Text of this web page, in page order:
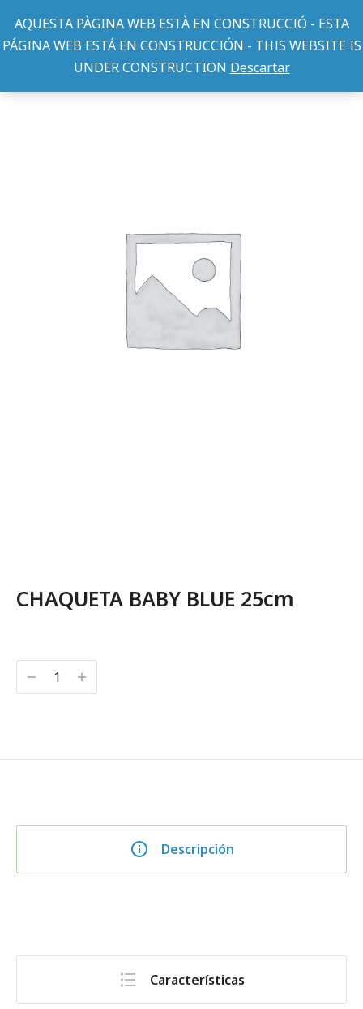
AQUESTA PÀGINA WEB ESTÀ EN CONSTRUCCIÓ - ESTA
PÁGINA WEB ESTÁ EN CONSTRUCCIÓN - THIS WEBSITE IS
UNDER CONSTRUCTION Descartar
CHAQUETA BABY BLUE 25cm
Descripción
Características